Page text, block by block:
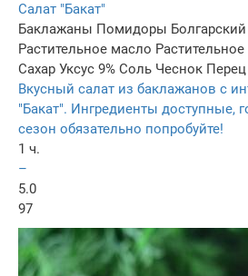
Салат "Бакат"
Баклажаны Помидоры
Растительное масло
Сахар Уксус 9% Соль Чеснок
Вкусный салат из баклажанов с
"Бакат". Ингредиенты доступные,
сезон обязательно попробуйте!
1 ч.
–
5.0
97